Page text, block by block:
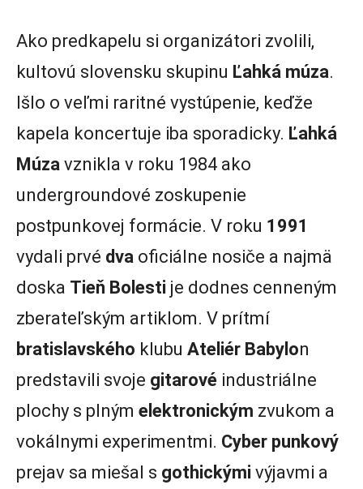
Ako predkapelu si organizátori zvolili,
kultovú slovensku skupinu Ľahká múza.
Išlo o veľmi raritné vystúpenie, keďže
kapela koncertuje iba sporadicky. Ľahká
Múza vznikla v roku 1984 ako
undergroundové zoskupenie
postpunkovej formácie. V roku 1991
vydali prvé dva oficiálne nosiče a najmä
doska Tieň Bolesti je dodnes cenneným
zberateľským artiklom. V prítmí
bratislavského klubu Ateliér Babylon
predstavili svoje gitarové industriálne
plochy s plným elektronickým zvukom a
vokálnymi experimentmi. Cyber punkový
prejav sa miešal s gothickými výjavmi a